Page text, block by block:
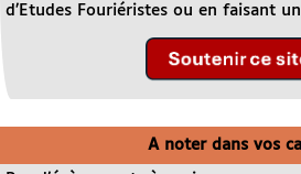
d’Etudes Fouriéristes ou en faisant
A noter dans vos